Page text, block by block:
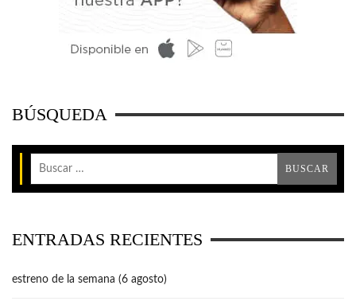
BÚSQUEDA
ENTRADAS RECIENTES
estreno de la semana (6 agosto)